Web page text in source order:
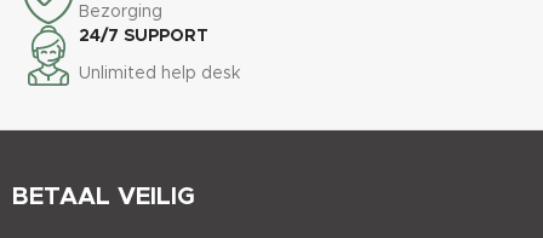
Bezorging
24/7 SUPPORT
Unlimited help desk
BETAAL VEILIG